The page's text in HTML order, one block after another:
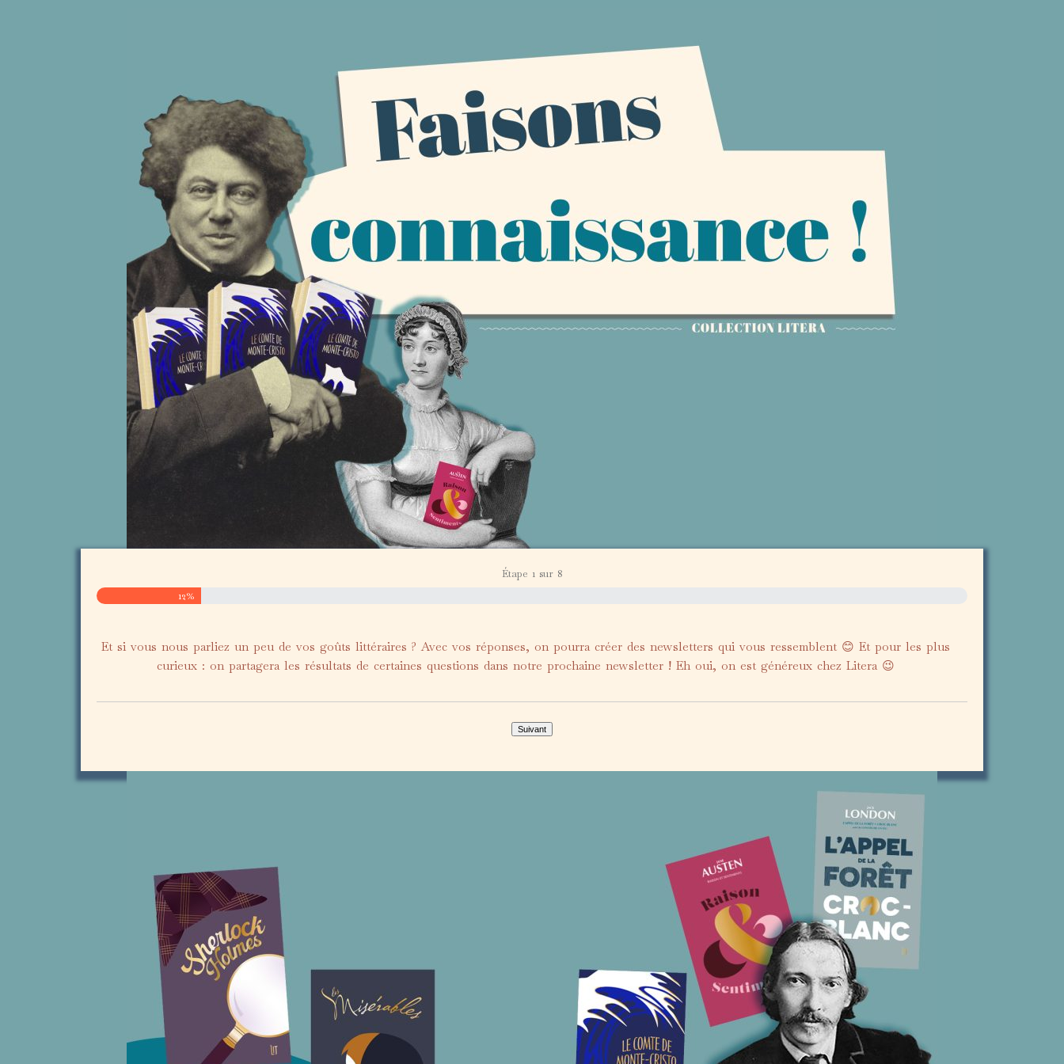
Étape 1sur 8
12%
Et si vous nous parliez un peu de vos goûts littéraires ? Avec vos réponses, on pourra créer des newsletters qui vous ressemblent 😊 Et pour les plus
curieux : on partagera les résultats de certaines questions dans notre prochaine newsletter ! Eh oui, on est généreux chez Litera 😉